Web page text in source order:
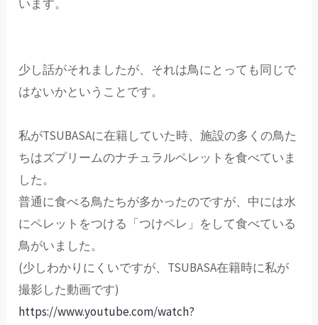
います。
少し話がそれましたが、それは鳥にとっても同じで
はないかということです。
私がTSUBASAに在籍していた時、施設の多くの鳥た
ちはズプリームのナチュラルペレットを食べていま
した。
普通に食べる鳥たちが多かったのですが、中には水
にペレットをつける「つけペレ」をして食べている
鳥がいました。
(少しわかりにくいですが、TSUBASA在籍時に私が
撮影した動画です)
https://www.youtube.com/watch?